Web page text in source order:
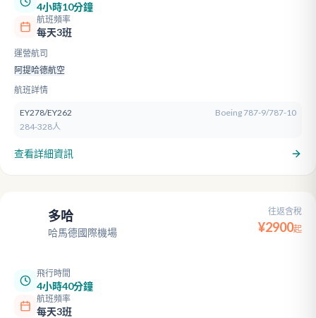
4小時10分鐘
航班頻率
每天3班
運營航司
阿提哈德航空
航班詳情
EY278/EY262
Boeing 787-9/787-10
284-328人
查看詳細資訊
多哈
哈馬德國際機場
往返含稅
¥2900起
飛行時間
4小時40分鐘
航班頻率
每天3班